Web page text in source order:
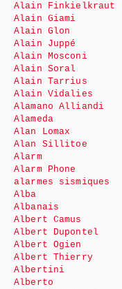
Alain Finkielkraut
Alain Giami
Alain Glon
Alain Juppé
Alain Mosconi
Alain Soral
Alain Tarrius
Alain Vidalies
Alamano Alliandi
Alameda
Alan Lomax
Alan Sillitoe
Alarm
Alarm Phone
alarmes sismiques
Alba
Albanais
Albert Camus
Albert Dupontel
Albert Ogien
Albert Thierry
Albertini
Alberto